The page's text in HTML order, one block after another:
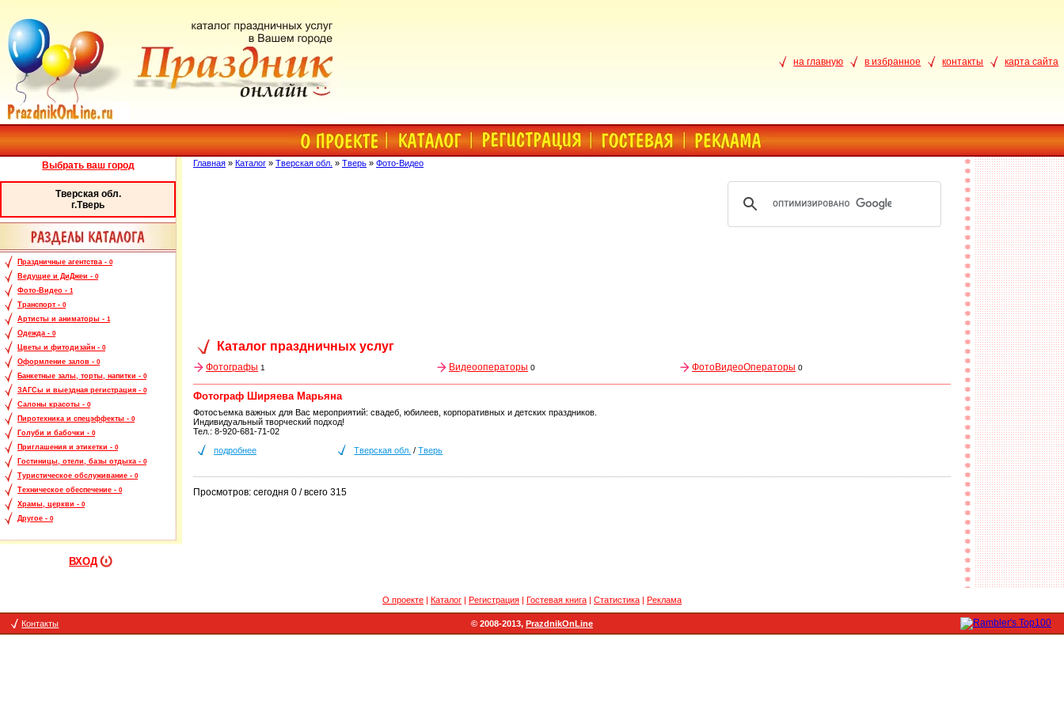
на главную в избранное контакты карта сайта
Выбрать ваш город
Тверская обл.
г.Тверь
Праздничные агентства - 0
Ведущие и ДиДжеи - 0
Фото-Видео - 1
Транспорт - 0
Артисты и аниматоры - 1
Одежда - 0
Цветы и фитодизайн - 0
Оформление залов - 0
Банкетные залы, торты, напитки - 0
ЗАГСы и выездная регистрация - 0
Салоны красоты - 0
Пиротехника и спецэффекты - 0
Голуби и бабочки - 0
Приглашения и этикетки - 0
Гостиницы, отели, базы отдыха - 0
Туристическое обслуживание - 0
Техническое обеспечение - 0
Храмы, церкви - 0
Другое - 0
ВХОД
Главная » Каталог » Тверская обл. » Тверь » Фото-Видео
Каталог праздничных услуг
Фотографы 1 Видеооператоры 0 ФотоВидеоОператоры 0
Фотограф Ширяева Марьяна
Фотосъемка важных для Вас мероприятий: свадеб, юбилеев, корпоративных и детских праздников.
Индивидуальный творческий подход!
Тел.: 8-920-681-71-02
подробнее
Тверская обл. /Тверь
Просмотров: сегодня 0 / всего 315
О проекте Каталог Регистрация Гостевая книга Статистика Реклама
Контакты © 2008-2013, PrazdnikOnLine